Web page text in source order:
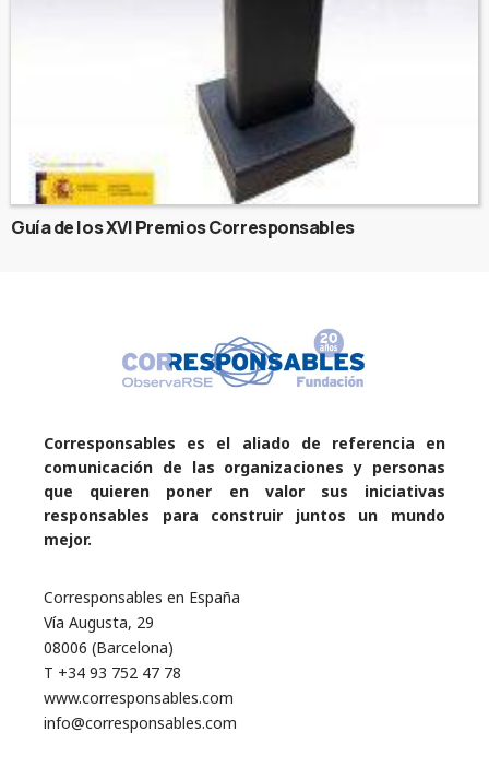
Guía de los XVI Premios Corresponsables
Corresponsables es el aliado de referencia en
comunicación de las organizaciones y personas
que quieren poner en valor sus iniciativas
responsables para construir juntos un mundo
mejor.
Corresponsables en España
Vía Augusta, 29
08006 (Barcelona)
T +34 93 752 47 78
www.corresponsables.com
info@corresponsables.com